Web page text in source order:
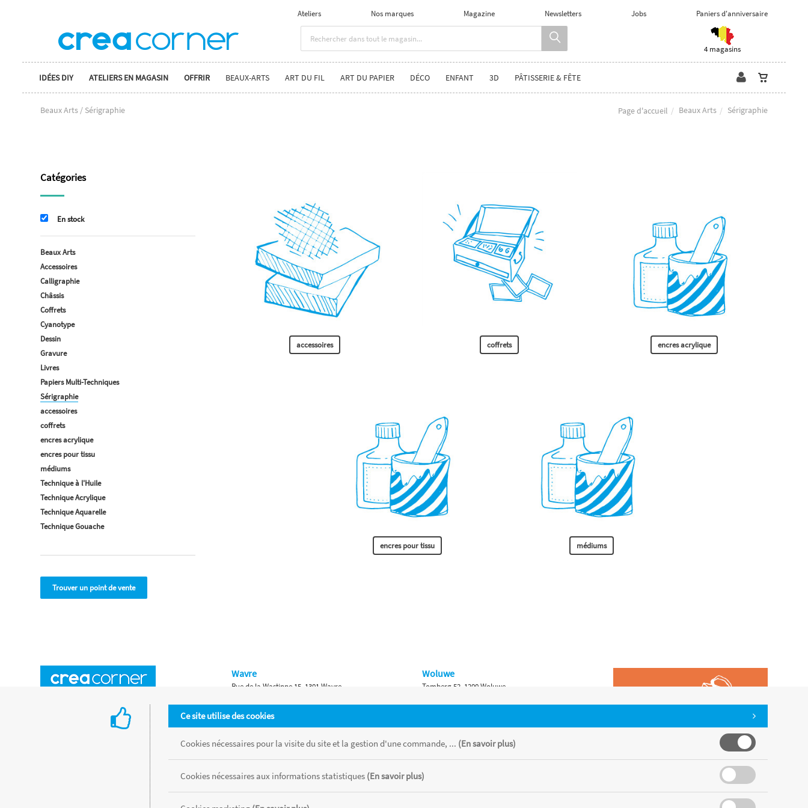
Ateliers Nos marques Magazine Newsletters Jobs Paniers d'anniversaire
4 magasins
IDÉES DIY ATELIERS EN MAGASIN OFFRIR BEAUX-ARTS ART DU FIL ART DU PAPIER DÉCO ENFANT 3D PÂTISSERIE & FÊTE
Beaux Arts / Sérigraphie Page d'accueil Beaux Arts Sérigraphie
accessoires coffrets encres acrylique
encres pour tissu médiums
Catégories
En stock
Beaux Arts
Accessoires
Calligraphie
Châssis
Coffrets
Cyanotype
Dessin
Gravure
Livres
Papiers Multi-Techniques
Sérigraphie
accessoires
coffrets
encres acrylique
encres pour tissu
médiums
Technique à l'Huile
Technique Acrylique
Technique Aquarelle
Technique Gouache
Trouver un point de vente
Ce site utilise des cookies
Cookies nécessaires pour la visite du site et la gestion d'une commande, ... (En savoir plus)
Cookies nécessaires aux informations statistiques (En savoir plus)
Wavre
Rue de la Wastinne 15, 1301 Wavre
Waterloo
Chaussée de Bruxelles 315, 1410 Waterloo
Woluwe
Tomberg 52, 1200 Woluwe
Namur